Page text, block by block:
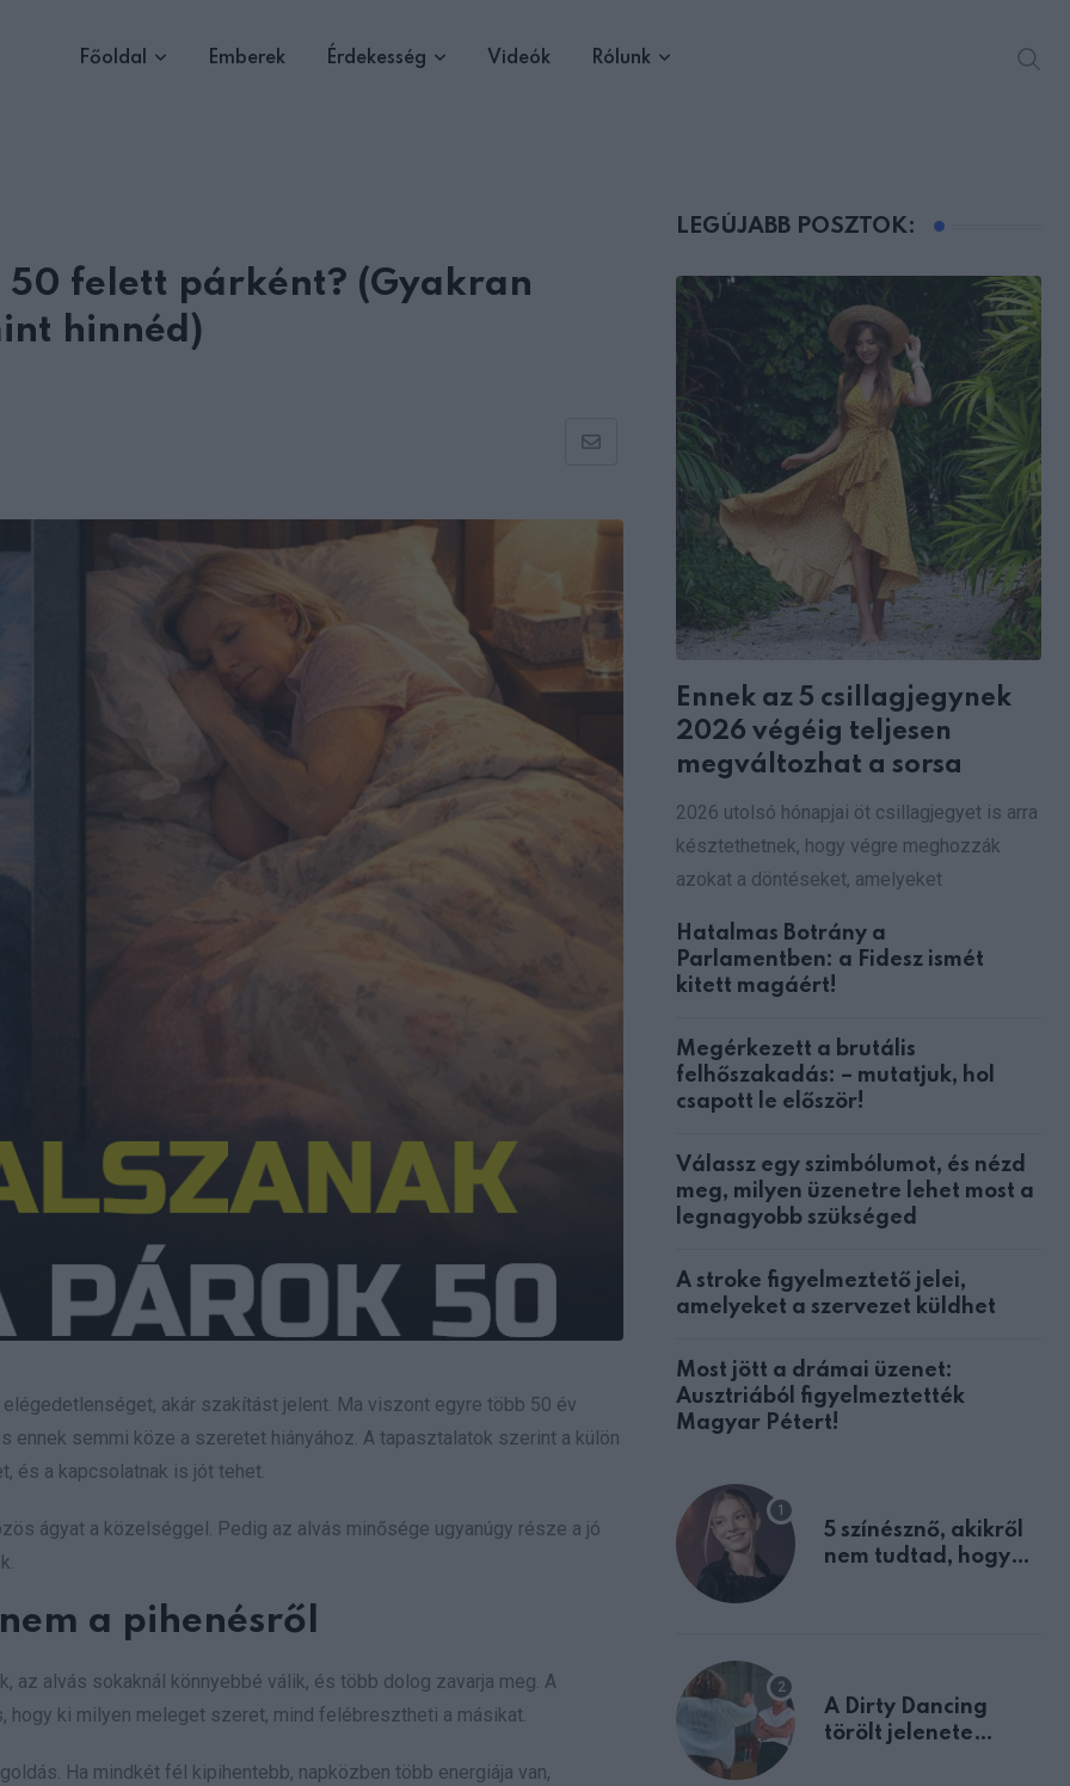
Főoldal Emberek Érdekesség Videók Rólunk
felett párként? (Gyakran
hinnéd)
Share
Email
akár szakítást jelent. Ma viszont egyre több 50 év
ennek semmi köze a szeretet hiányához. A tapasztalatok szerint a külön
és a kapcsolatnak is jót tehet.
ágyat a közelséggel. Pedig az alvás minősége ugyanúgy része a jó
a pihenésről
alvás sokaknál könnyebbé válik, és több dolog zavarja meg. A
hogy ki milyen meleget szeret, mind felébresztheti a másikat.
Ha mindkét fél kipihentebb, napközben több energiája van,
LEGÚJABB POSZTOK:
Ennek az 5 csillagjegynek
2026 végéig teljesen
megváltozhat a sorsa
2026 utolsó hónapjai öt csillagjegyet is arra
késztethetnek, hogy végre meghozzák
azokat a döntéseket, amelyeket
Hatalmas Botrány a
Parlamentben: a Fidesz ismét
kitett magáért!
Megérkezett a brutális
felhőszakadás: – mutatjuk, hol
csapott le először!
Válassz egy szimbólumot, és nézd
meg, milyen üzenetre lehet most a
legnagyobb szükséged
A stroke figyelmeztető jelei,
amelyeket a szervezet küldhet
Most jött a drámai üzenet:
Ausztriából figyelmeztették
Magyar Pétert!
5 színésznő, akikről
nem tudtad, hogy
A Dirty Dancing
törölt jelenete